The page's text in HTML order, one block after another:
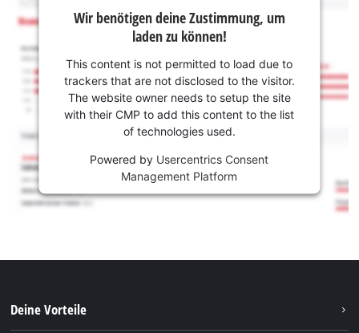
Wir benötigen deine Zustimmung, um
laden zu können!
This content is not permitted to load due to
trackers that are not disclosed to the visitor.
The website owner needs to setup the site
with their CMP to add this content to the list
of technologies used.
Powered by Usercentrics Consent
Management Platform
Deine Vorteile